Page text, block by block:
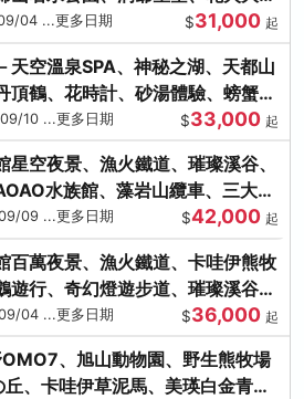
04 ...更多日期 $31,000 起
天空溫泉SPA、神秘之湖、天都山
頂鶴、花時計、砂湯體驗、螃蟹吃
10 ...更多日期 $33,000 起
空夜景、漁火鐵道、璀璨溪谷、
水族館、藻岩山纜車、三大螃
09 ...更多日期 $42,000 起
百萬夜景、漁火鐵道、卡哇伊熊牧
遊行、奇幻燈遊步道、璀璨溪谷、
04 ...更多日期 $36,000 起
、旭山動物園、野生熊牧場
、卡哇伊草泥馬、美瑛白金青